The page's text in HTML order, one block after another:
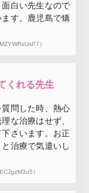
白い先生なので
す。鹿児島で矯
）
くれる先生
問した時、熱心
な治療はせず、
さいます。お正
治療で気遣いし
）